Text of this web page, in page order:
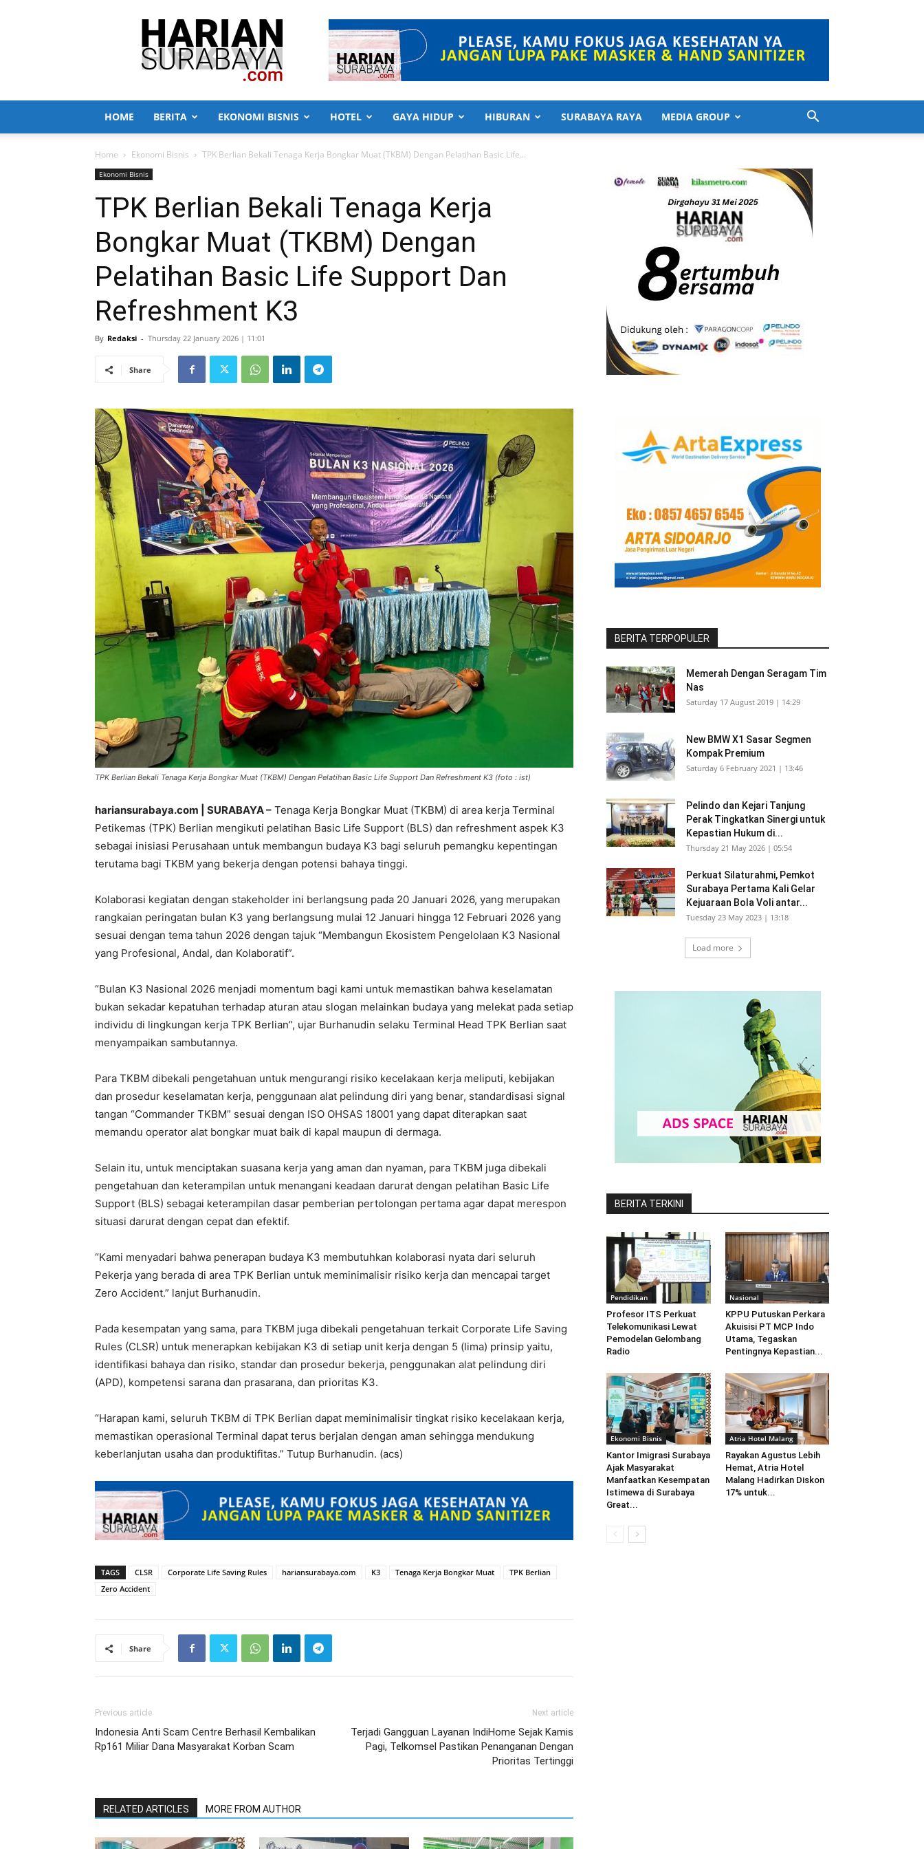
Harian
Surabaya
HOME BERITA EKONOMI BISNIS HOTEL GAYA HIDUP HIBURAN SURABAYA RAYA MEDIA GROUP
Home Ekonomi Bisnis TPK Berlian Bekali Tenaga Kerja Bongkar Muat (TKBM) Dengan Pelatihan Basic Life...
Ekonomi Bisnis
TPK Berlian Bekali Tenaga Kerja
Bongkar Muat (TKBM) Dengan
Pelatihan Basic Life Support Dan
Refreshment K3
By Redaksi - Thursday 22 January 2026 | 11:01
Share
TPK Berlian Bekali Tenaga Kerja Bongkar Muat (TKBM) Dengan Pelatihan Basic Life Support Dan Refreshment K3 (foto : ist)
hariansurabaya.com | SURABAYA – Tenaga Kerja Bongkar Muat (TKBM) di area kerja Terminal
Petikemas (TPK) Berlian mengikuti pelatihan Basic Life Support (BLS) dan refreshment aspek K3
sebagai inisiasi Perusahaan untuk membangun budaya K3 bagi seluruh pemangku kepentingan
terutama bagi TKBM yang bekerja dengan potensi bahaya tinggi.
Kolaborasi kegiatan dengan stakeholder ini berlangsung pada 20 Januari 2026, yang merupakan
rangkaian peringatan bulan K3 yang berlangsung mulai 12 Januari hingga 12 Februari 2026 yang
sesuai dengan tema tahun 2026 dengan tajuk “Membangun Ekosistem Pengelolaan K3 Nasional
yang Profesional, Andal, dan Kolaboratif”.
“Bulan K3 Nasional 2026 menjadi momentum bagi kami untuk memastikan bahwa keselamatan
bukan sekadar kepatuhan terhadap aturan atau slogan melainkan budaya yang melekat pada setiap
individu di lingkungan kerja TPK Berlian”, ujar Burhanudin selaku Terminal Head TPK Berlian saat
menyampaikan sambutannya.
Para TKBM dibekali pengetahuan untuk mengurangi risiko kecelakaan kerja meliputi, kebijakan
dan prosedur keselamatan kerja, penggunaan alat pelindung diri yang benar, standardisasi signal
tangan “Commander TKBM” sesuai dengan ISO OHSAS 18001 yang dapat diterapkan saat
memandu operator alat bongkar muat baik di kapal maupun di dermaga.
Selain itu, untuk menciptakan suasana kerja yang aman dan nyaman, para TKBM juga dibekali
pengetahuan dan keterampilan untuk menangani keadaan darurat dengan pelatihan Basic Life
Support (BLS) sebagai keterampilan dasar pemberian pertolongan pertama agar dapat merespon
situasi darurat dengan cepat dan efektif.
“Kami menyadari bahwa penerapan budaya K3 membutuhkan kolaborasi nyata dari seluruh
Pekerja yang berada di area TPK Berlian untuk meminimalisir risiko kerja dan mencapai target
Zero Accident.” lanjut Burhanudin.
Pada kesempatan yang sama, para TKBM juga dibekali pengetahuan terkait Corporate Life Saving
Rules (CLSR) untuk menerapkan kebijakan K3 di setiap unit kerja dengan 5 (lima) prinsip yaitu,
identifikasi bahaya dan risiko, standar dan prosedur bekerja, penggunakan alat pelindung diri
(APD), kompetensi sarana dan prasarana, dan prioritas K3.
“Harapan kami, seluruh TKBM di TPK Berlian dapat meminimalisir tingkat risiko kecelakaan kerja,
memastikan operasional Terminal dapat terus berjalan dengan aman sehingga mendukung
keberlanjutan usaha dan produktifitas.” Tutup Burhanudin. (acs)
TAGS CLSR Corporate Life Saving Rules hariansurabaya.com K3 Tenaga Kerja Bongkar Muat
TPK Berlian
Zero Accident
Share
Previous article
Indonesia Anti Scam Centre Berhasil Kembalikan
Rp161 Miliar Dana Masyarakat Korban Scam
Next article
Terjadi Gangguan Layanan IndiHome Sejak Kamis
Pagi, Telkomsel Pastikan Penanganan Dengan
Prioritas Tertinggi
RELATED ARTICLES MORE FROM AUTHOR
BERITA TERPOPULER
Memerah Dengan Seragam Tim
Nas
Saturday 17 August 2019 | 14:29
New BMW X1 Sasar Segmen
Kompak Premium
Saturday 6 February 2021 | 13:46
Pelindo dan Kejari Tanjung
Perak Tingkatkan Sinergi untuk
Kepastian Hukum di...
Thursday 21 May 2026 | 05:54
Perkuat Silaturahmi, Pemkot
Surabaya Pertama Kali Gelar
Kejuaraan Bola Voli antar...
Tuesday 23 May 2023 | 13:18
Load more
BERITA TERKINI
Pendidikan
Profesor ITS Perkuat
Telekomunikasi Lewat
Pemodelan Gelombang
Radio
Nasional
KPPU Putuskan Perkara
Akuisisi PT MCP Indo
Utama, Tegaskan
Pentingnya Kepastian...
Ekonomi Bisnis
Kantor Imigrasi Surabaya
Ajak Masyarakat
Manfaatkan Kesempatan
Istimewa di Surabaya
Great...
Atria Hotel Malang
Rayakan Agustus Lebih
Hemat, Atria Hotel
Malang Hadirkan Diskon
17% untuk...